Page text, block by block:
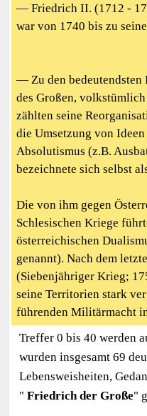
— Friedrich II. (1712 -
war von 1740 bis zu
— Zu den bedeutendsten
des Großen,
zählten seine
die Umsetzung von
Absolutismus (z.B.
bezeichnete sich selbst
Die von ihm gegen
Schlesischen Kriege
österreichischen
genannt). Nach dem
(Siebenjähriger Krieg;
seine Territorien stark
führenden Militärmacht
Treffer 0 bis 40 werden
wurden insgesamt 69
Lebensweisheiten,
" Friedrich der Große"